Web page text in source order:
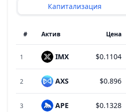
Капитализация
# Актив Цена
1 IMX $0.1104
2 AXS $0.896
3 APE $0.1328